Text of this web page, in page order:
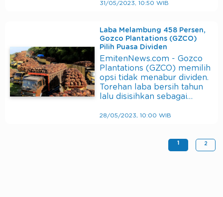
31/05/2023, 10:50 WIB
Laba Melambung 458 Persen,
Gozco Plantations (GZCO)
Pilih Puasa Dividen
EmitenNews.com - Gozco
Plantations (GZCO) memilih
opsi tidak menabur dividen.
Torehan laba bersih tahun
lalu disisihkan sebagai…
28/05/2023, 10:00 WIB
1 2